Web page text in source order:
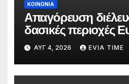
ΚΟΙΝΩΝΙΑ
Απαγόρευση
δασικές περιοχές
πολύ υψηλού
πυρκαγιάς
ΑΥΓ 4, 2026 EVIA TIME